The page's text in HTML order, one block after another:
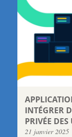
INTÉGRER
PRIVÉE
21 janvier 2025